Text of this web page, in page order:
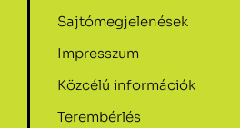
Sajtómegjelenések
Impresszum
Közcélú információk
Terembérlés